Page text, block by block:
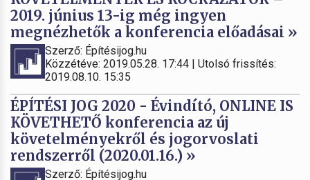
2019. június 13-ig még ingyen
megnézhetők a konferencia előadásai »
Szerző: Építésijog.hu
Közzétéve: 2019.05.28. 17:44 | Utolsó frissítés:
2019.08.10. 15:35
ÉPÍTÉSI JOG 2020 - Évindító, ONLINE IS
KÖVETHETŐ konferencia az új
követelményekről és jogorvoslati
rendszerről (2020.01.16.) »
Szerző: Építésijog.hu